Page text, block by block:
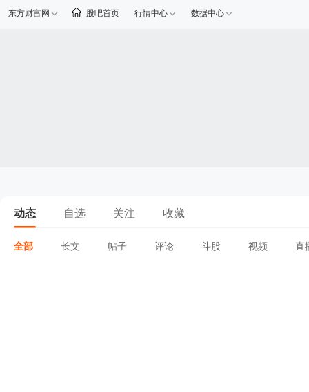
东方财富网 股吧首页 行情中心 数据中心
动态 自选 关注 收藏
全部 长文 帖子 评论 斗股 视频 直